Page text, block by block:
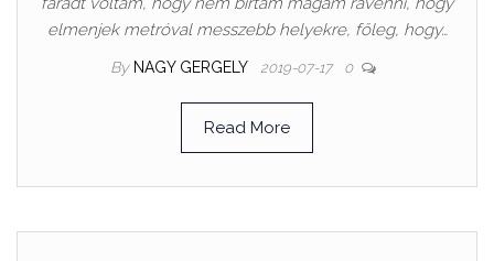
elmenjek metróval messzebb helyekre, főleg, hogy…
By NAGY GERGELY 2019-07-17 0
Read More